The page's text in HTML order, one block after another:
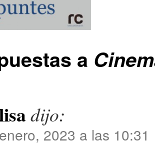
a
dijo:
2023 a las 10:31